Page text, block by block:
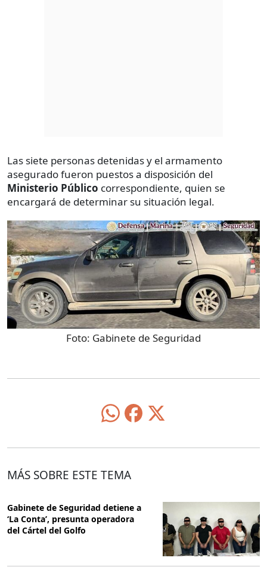
Las siete personas detenidas y el armamento
asegurado fueron puestos a disposición del
Ministerio Público correspondiente, quien se
encargará de determinar su situación legal.
Foto: Gabinete de Seguridad
MÁS SOBRE ESTE TEMA
Gabinete de Seguridad detiene a
‘La Conta’, presunta operadora
del Cártel del Golfo